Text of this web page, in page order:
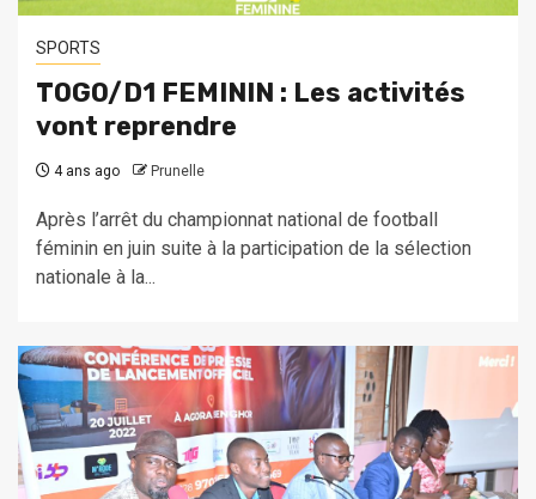
SPORTS
TOGO/D1 FEMININ : Les activités
vont reprendre
4 ans ago Prunelle
Après l’arrêt du championnat national de football
féminin en juin suite à la participation de la sélection
nationale à la...